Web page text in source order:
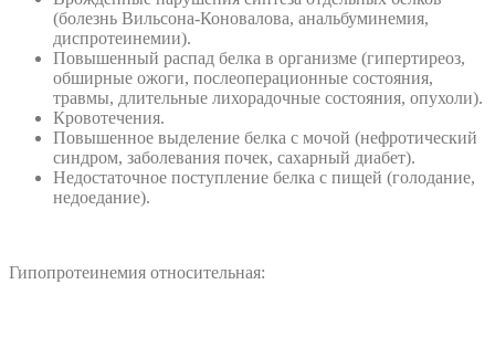
(болезнь Вильсона-Коновалова, анальбуминемия,
диспротеинемии).
Повышенный распад белка в организме (гипертиреоз,
обширные ожоги, послеоперационные состояния,
травмы, длительные лихорадочные состояния, опухоли).
Кровотечения.
Повышенное выделение белка с мочой (нефротический
синдром, заболевания почек, сахарный диабет).
Недостаточное поступление белка с пищей (голодание,
недоедание).
Гипопротеинемия относительная: